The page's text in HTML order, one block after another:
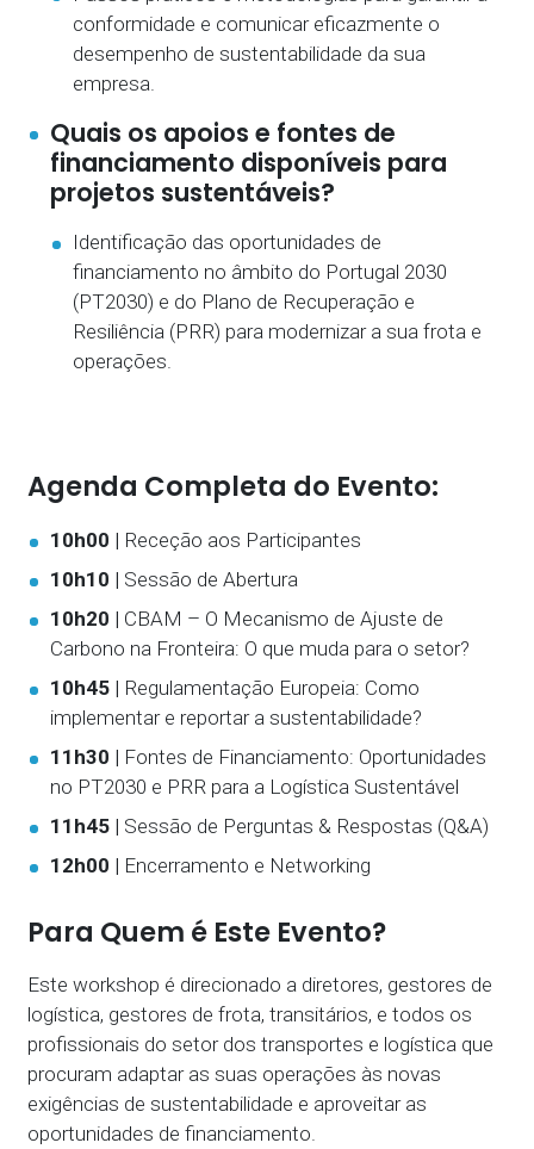
conformidade e comunicar eficazmente o
desempenho de sustentabilidade da sua
empresa.
Quais os apoios e fontes de
financiamento disponíveis para
projetos sustentáveis?
Identificação das oportunidades de
financiamento no âmbito do Portugal 2030
(PT2030) e do Plano de Recuperação e
Resiliência (PRR) para modernizar a sua frota e
operações.
Agenda Completa do Evento:
10h00 | Receção aos Participantes
10h10 | Sessão de Abertura
10h20 | CBAM – O Mecanismo de Ajuste de
Carbono na Fronteira: O que muda para o setor?
10h45 | Regulamentação Europeia: Como
implementar e reportar a sustentabilidade?
11h30 | Fontes de Financiamento: Oportunidades
no PT2030 e PRR para a Logística Sustentável
11h45 | Sessão de Perguntas & Respostas (Q&A)
12h00 | Encerramento e Networking
Para Quem é Este Evento?
Este workshop é direcionado a diretores, gestores de
logística, gestores de frota, transitários, e todos os
profissionais do setor dos transportes e logística que
procuram adaptar as suas operações às novas
exigências de sustentabilidade e aproveitar as
oportunidades de financiamento.